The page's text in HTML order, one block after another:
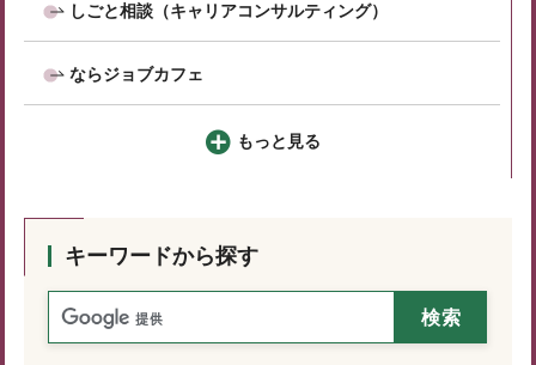
しごと相談（キャリアコンサルティング）
ならジョブカフェ
もっと見る
キーワードから探す